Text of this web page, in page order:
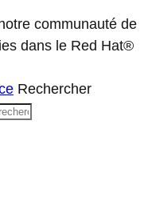
communauté de
dans le Red Hat®
Rechercher